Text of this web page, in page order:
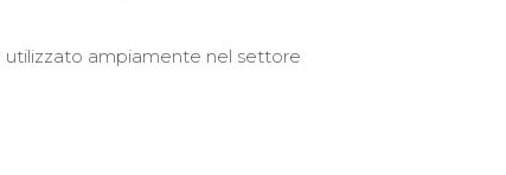
utilizzato ampiamente nel settore